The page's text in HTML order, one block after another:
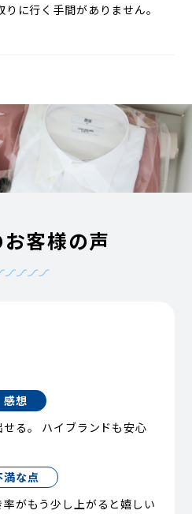
りに行く手間がありません。
客様の声
感想
る。 ハイブランドも安心
満な点
がもう少し上がると嬉しい